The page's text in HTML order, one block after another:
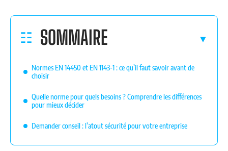
SOMMAIRE
Normes EN 14450 et EN 1143-1 : ce qu’il faut savoir avant de
choisir
Quelle norme pour quels besoins ? Comprendre les différences
pour mieux décider
Demander conseil : l’atout sécurité pour votre entreprise